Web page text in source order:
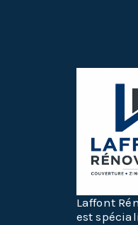
Laffont
est